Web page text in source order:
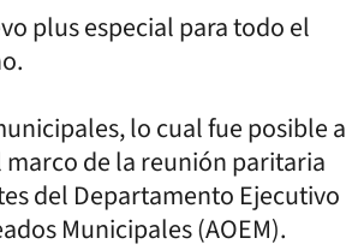
plus especial para todo el
lo cual fue posible a
de la reunión paritaria
del Departamento Ejecutivo
Municipales (AOEM).